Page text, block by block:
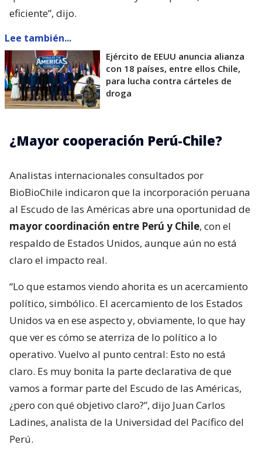
eficiente”, dijo.
Lee también...
Ejército de EEUU anuncia alianza
con 18 países, entre ellos Chile,
para lucha contra cárteles de
droga
¿Mayor cooperación Perú-Chile?
Analistas internacionales consultados por
BioBioChile indicaron que la incorporación peruana
al Escudo de las Américas abre una oportunidad de
mayor coordinación entre Perú y Chile, con el
respaldo de Estados Unidos, aunque aún no está
claro el impacto real.
“Lo que estamos viendo ahorita es un acercamiento
político, simbólico. El acercamiento de los Estados
Unidos va en ese aspecto y, obviamente, lo que hay
que ver es cómo se aterriza de lo político a lo
operativo. Vuelvo al punto central: Esto no está
claro. Es muy bonita la parte declarativa de que
vamos a formar parte del Escudo de las Américas,
¿pero con qué objetivo claro?”, dijo Juan Carlos
Ladines, analista de la Universidad del Pacífico del
Perú.